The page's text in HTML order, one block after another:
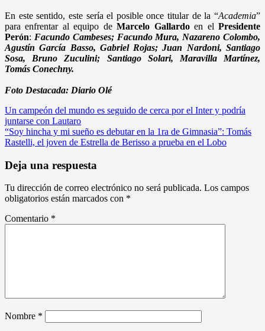
En este sentido, este sería el posible once titular de la “Academia”
para enfrentar al equipo deMarcelo Gallardoen elPresidente
Perón: Facundo Cambeses; Facundo Mura, Nazareno Colombo,
Agustín García Basso, Gabriel Rojas; Juan Nardoni, Santiago
Sosa, Bruno Zuculini; Santiago Solari, Maravilla Martínez,
Tomás Conechny.
Foto Destacada: Diario Olé
Navegación
de
entradas
Un campeón del mundo es seguido de cerca por el Inter y podría
juntarse con Lautaro
“Soy hincha y mi sueño es debutar en la 1ra de Gimnasia”: Tomás
Rastelli, el joven de Estrella de Berisso a prueba en el Lobo
Deja una respuesta
Tu dirección de correo electrónico no será publicada. Los campos
obligatorios están marcados con *
Comentario *
Nombre *